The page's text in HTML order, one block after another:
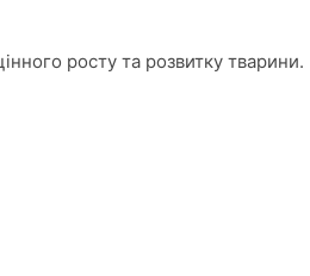
росту та розвитку тварини.